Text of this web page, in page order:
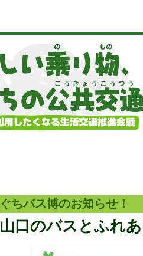
ちバス博のお知らせ！
山口のバスとふれ